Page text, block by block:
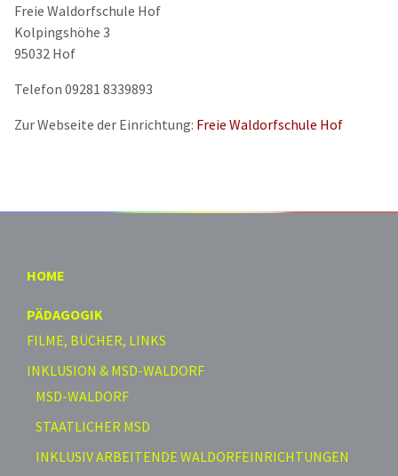
Freie Waldorfschule Hof
Kolpingshöhe 3
95032 Hof
Telefon 09281 8339893
Zur Webseite der Einrichtung: Freie Waldorfschule Hof
HOME
PÄDAGOGIK
FILME, BÜCHER, LINKS
INKLUSION & MSD-WALDORF
MSD-WALDORF
STAATLICHER MSD
INKLUSIV ARBEITENDE WALDORFEINRICHTUNGEN